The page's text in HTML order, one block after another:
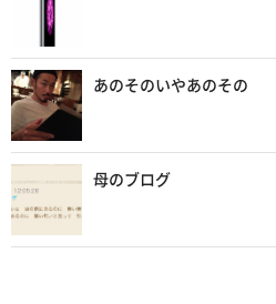
あのそのいやあのその
母のブログ